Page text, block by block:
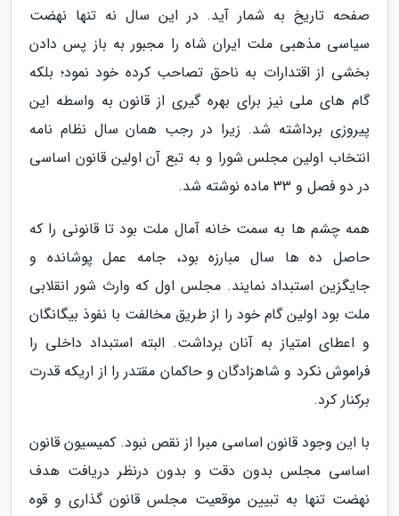
صفحه تاریخ به شمار آید. در این سال نه تنها نهضت
سیاسی مذهبی ملت ایران شاه را مجبور به باز پس دادن
بخشی از اقتدارات به ناحق تصاحب کرده خود نمود؛ بلکه
گام های ملی نیز برای بهره گیری از قانون به واسطه این
پیروزی برداشته شد. زیرا در رجب همان سال نظام نامه
انتخاب اولین مجلس شورا و به تبع آن اولین قانون اساسی
در دو فصل و 33 ماده نوشته شد.
همه چشم ها به سمت خانه آمال ملت بود تا قانونی را که
حاصل ده ها سال مبارزه بود، جامه عمل پوشانده و
جایگزین استبداد نمایند. مجلس اول که وارث شور انقلابی
ملت بود اولین گام خود را از طریق مخالفت با نفوذ بیگانگان
و اعطای امتیاز به آنان برداشت. البته استبداد داخلی را
فراموش نکرد و شاهزادگان و حاکمان مقتدر را از اریکه قدرت
برکنار کرد.
با این وجود قانون اساسی مبرا از نقص نبود. کمیسیون قانون
اساسی مجلس بدون دقت و بدون درنظر دریافت هدف
نهضت تنها به تبیین موقعیت مجلس قانون گذاری و قوه